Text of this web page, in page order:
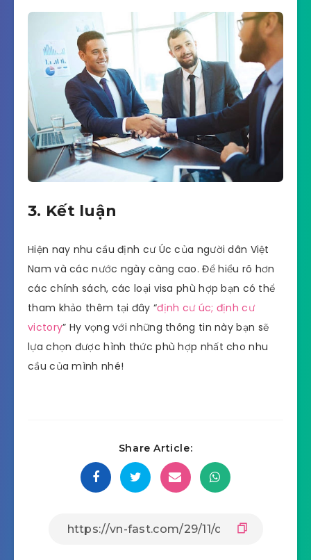
3. Kết luận
Hiện nay nhu cầu định cư Úc của người dân Việt
Nam và các nước ngày càng cao. Để hiểu rõ hơn
các chính sách, các loại visa phù hợp bạn có thể
tham khảo thêm tại đây “định cư úc; định cư
victory” Hy vọng với những thông tin này bạn sẽ
lựa chọn được hình thức phù hợp nhất cho nhu
cầu của mình nhé!
Share Article: